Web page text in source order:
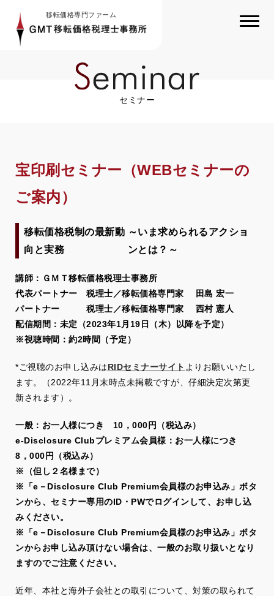
移転価格専門ファーム
セミナー
宝印刷セミナー（WEBセミナーの
ご案内）
移転価格税制の最新動
向と実務
～いま求められるアクショ
ンとは？～
講師：ＧＭＴ移転価格税理士事務所
代表パートナー 税理士／移転価格専門家 田島 宏一
パートナー 税理士／移転価格専門家 西村 憲人
配信期間：未定（2023年1月19日（木）以降を予定）
※視聴時間：約2時間（予定）
*ご視聴のお申し込みはRIDセミナーサイト よりお願いいたし
ます。（2022年11月末時点未掲載ですが、仔細決定次第更
新されます）。
一般：お一人様につき 10，000円（税込み）
e-Disclosure Clubプレミアム会員様：お一人様につき
8，000円（税込み）
※（但し２名様まで）
※「e－Disclosure Club Premium会員様のお申込み」ボタ
ンから、セミナー専用のID・PWでログインして、お申し込
みください。
※「e－Disclosure Club Premium会員様のお申込み」ボタ
ンからお申し込み頂けない場合は、一般のお取り扱いとなり
ますのでご注意ください。
近年、本社と海外子会社との取引について、対策の取られて